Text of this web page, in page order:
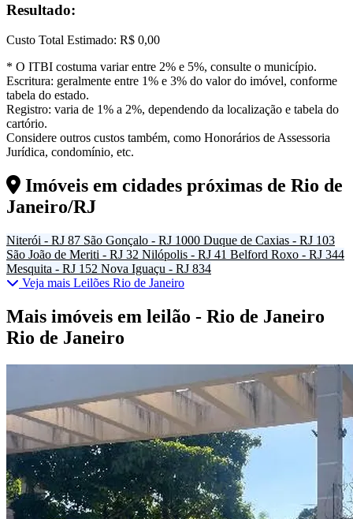
Resultado:
Custo Total Estimado: R$ 0,00
* O ITBI costuma variar entre 2% e 5%, consulte o município.
Escritura: geralmente entre 1% e 3% do valor do imóvel, conforme
tabela do estado.
Registro: varia de 1% a 2%, dependendo da localização e tabela do
cartório.
Considere outros custos também, como Honorários de Assessoria
Jurídica, condomínio, etc.
Imóveis em cidades próximas de Rio de
Janeiro/RJ
Niterói - RJ 87 São Gonçalo - RJ 1000 Duque de Caxias - RJ 103
São João de Meriti - RJ 32 Nilópolis - RJ 41 Belford Roxo - RJ 344
Mesquita - RJ 152 Nova Iguaçu - RJ 834
Veja mais Leilões Rio de Janeiro
Mais imóveis em leilão - Rio de Janeiro
Rio de Janeiro